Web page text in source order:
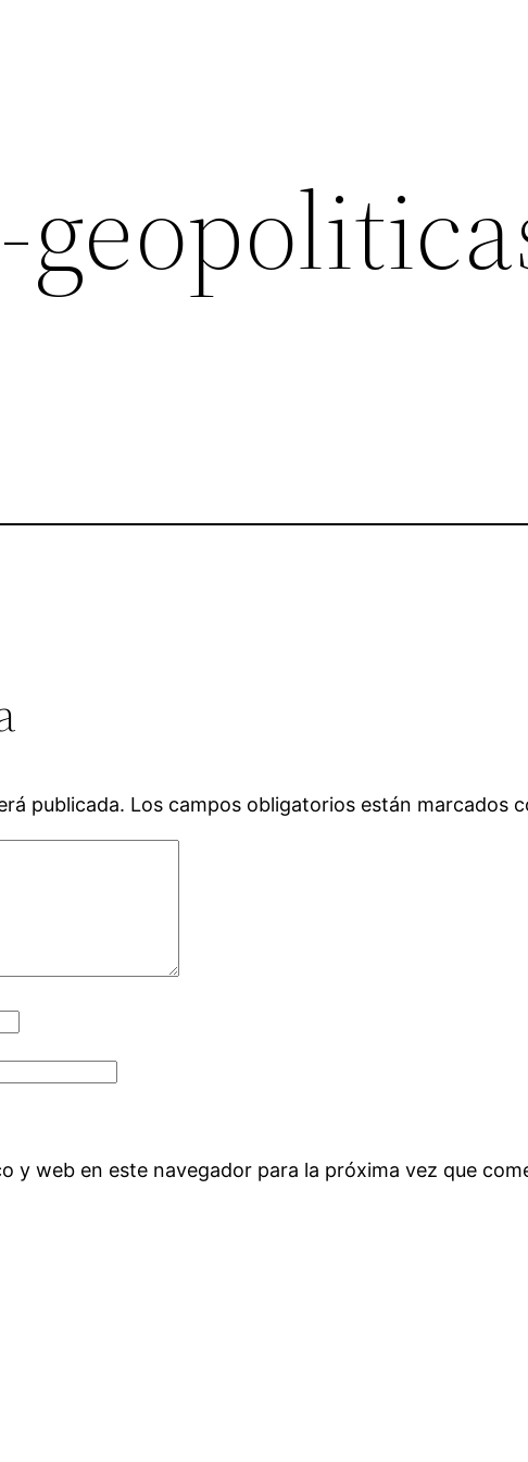
publicada. Los campos obligatorios están marcados
y web en este navegador para la próxima vez que